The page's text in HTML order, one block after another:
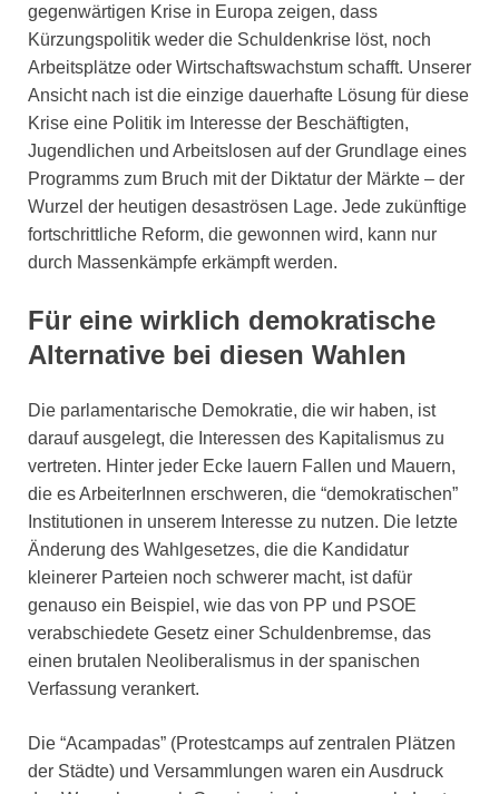
gegenwärtigen Krise in Europa zeigen, dass
Kürzungspolitik weder die Schuldenkrise löst, noch
Arbeitsplätze oder Wirtschaftswachstum schafft. Unserer
Ansicht nach ist die einzige dauerhafte Lösung für diese
Krise eine Politik im Interesse der Beschäftigten,
Jugendlichen und Arbeitslosen auf der Grundlage eines
Programms zum Bruch mit der Diktatur der Märkte – der
Wurzel der heutigen desaströsen Lage. Jede zukünftige
fortschrittliche Reform, die gewonnen wird, kann nur
durch Massenkämpfe erkämpft werden.
Für eine wirklich demokratische
Alternative bei diesen Wahlen
Die parlamentarische Demokratie, die wir haben, ist
darauf ausgelegt, die Interessen des Kapitalismus zu
vertreten. Hinter jeder Ecke lauern Fallen und Mauern,
die es ArbeiterInnen erschweren, die “demokratischen”
Institutionen in unserem Interesse zu nutzen. Die letzte
Änderung des Wahlgesetzes, die die Kandidatur
kleinerer Parteien noch schwerer macht, ist dafür
genauso ein Beispiel, wie das von PP und PSOE
verabschiedete Gesetz einer Schuldenbremse, das
einen brutalen Neoliberalismus in der spanischen
Verfassung verankert.
Die “Acampadas” (Protestcamps auf zentralen Plätzen
der Städte) und Versammlungen waren ein Ausdruck